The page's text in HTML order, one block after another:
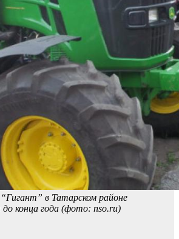
“Гигант” в Татарском районе
конца года (фото: nso.ru)